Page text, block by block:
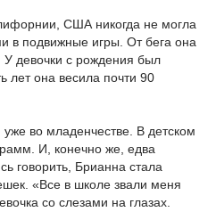
США никогда не могла
в подвижные игры. От бега она
У девочки с рождения был
лет она весила почти 90
во младенчестве. В детском
И, конечно же, едва
говорить, Брианна стала
«Все в школе звали меня
со слезами на глазах.